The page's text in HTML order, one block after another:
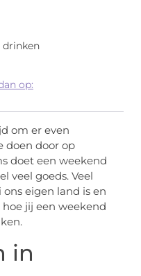
drinken
op:
om er even
doen door op
doet een weekend
veel goeds. Veel
eigen land is en
jij een weekend
in